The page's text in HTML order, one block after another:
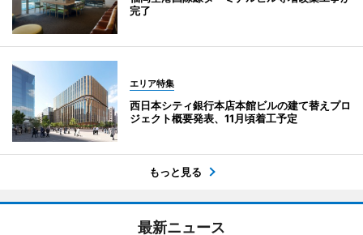
完了
エリア特集
西日本シティ銀行本店本館ビルの建て替えプロ
ジェクト概要発表、11月頃着工予定
もっと見る
最新ニュース